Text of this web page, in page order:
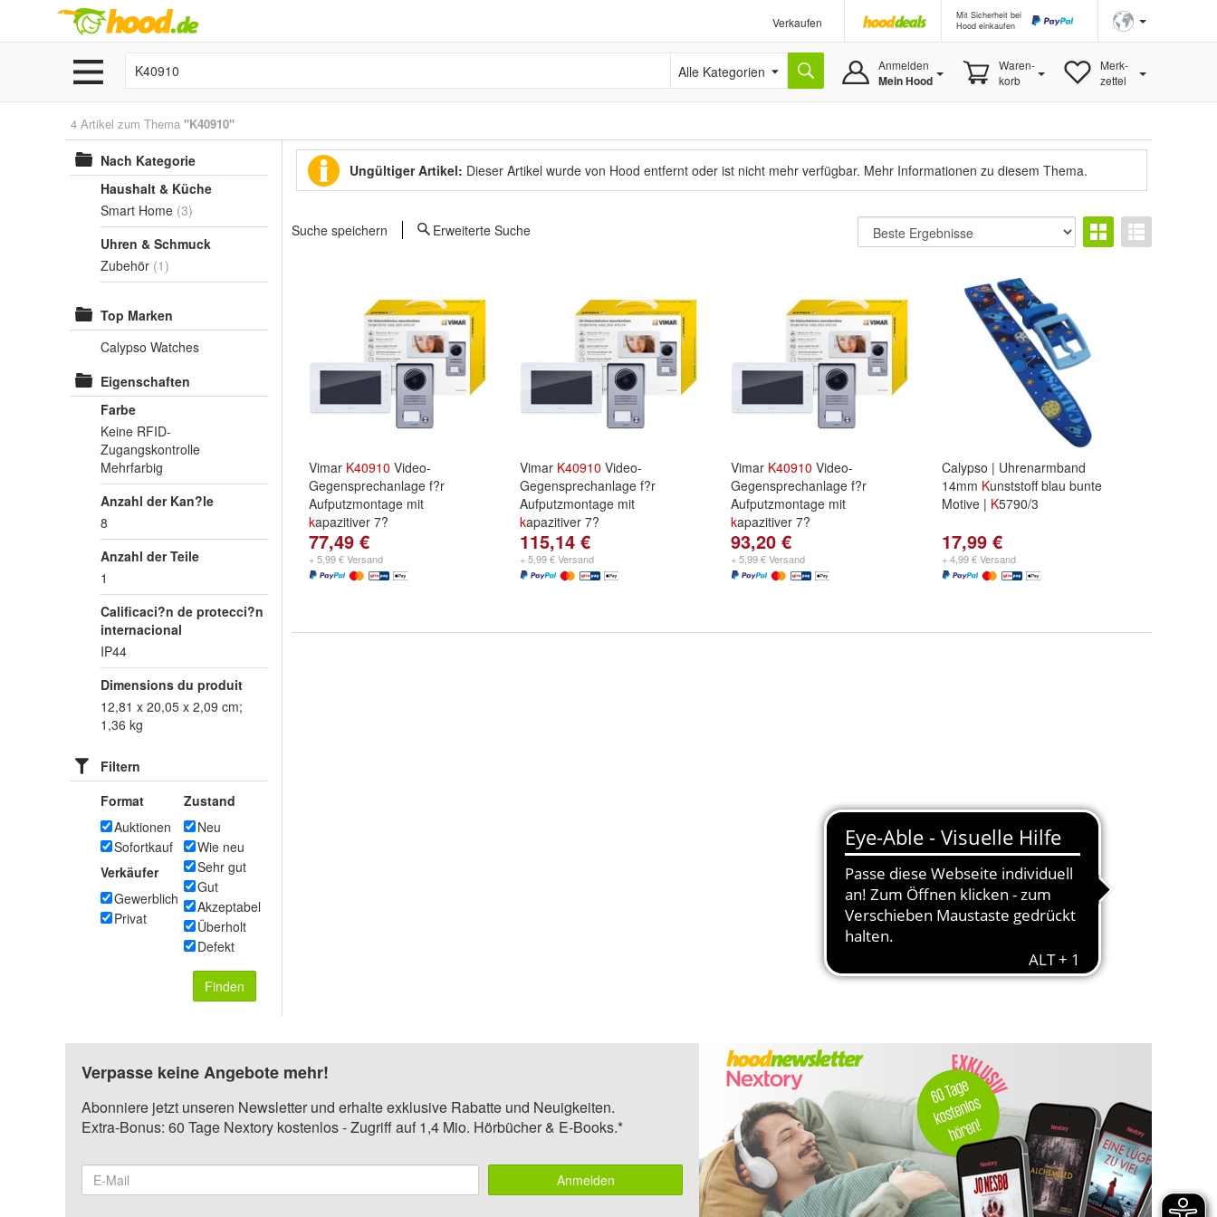
Verkaufen
Mit Sicherheit bei
Hood einkaufen
Alle Kategorien Anmelden
Mein Hood
Waren-
korb
Merk-
zettel
4 Artikel zum Thema "K40910"
Nach Kategorie
Haushalt & Küche
Smart Home (3)
Uhren & Schmuck
Zubehör (1)
Top Marken
Calypso Watches
Eigenschaften
Farbe
Keine RFID-
Zugangskontrolle
Mehrfarbig
Anzahl der Kan?le
8
Anzahl der Teile
1
Calificaci?n de protecci?n
internacional
IP44
Dimensions du produit
12,81 x 20,05 x 2,09 cm;
1,36 kg
Filtern
Format
Auktionen
Sofortkauf
Verkäufer
Gewerblich
Privat
Zustand
Neu
Wie neu
Sehr gut
Gut
Akzeptabel
Überholt
Defekt
Finden
Ungültiger Artikel: Dieser Artikel wurde von Hood entfernt oder ist nicht mehr verfügbar. Mehr Informationen zu diesem Thema.
Suche speichern Erweiterte Suche
Vimar K40910 Video-
Gegensprechanlage f?r
Aufputzmontage mit
kapazitiver 7?
77,49 €
+ 5,99 € Versand
Vimar K40910 Video-
Gegensprechanlage f?r
Aufputzmontage mit
kapazitiver 7?
115,14 €
+ 5,99 € Versand
Vimar K40910 Video-
Gegensprechanlage f?r
Aufputzmontage mit
kapazitiver 7?
93,20 €
+ 5,99 € Versand
Calypso | Uhrenarmband
14mm Kunststoff blau bunte
Motive | K5790/3
17,99 €
+ 4,99 € Versand
Verpasse keine Angebote mehr!
Abonniere jetzt unseren Newsletter und erhalte exklusive Rabatte und Neuigkeiten.
Extra-Bonus: 60 Tage Nextory kostenlos - Zugriff auf 1,4 Mio. Hörbücher & E-Books.*
Anmelden